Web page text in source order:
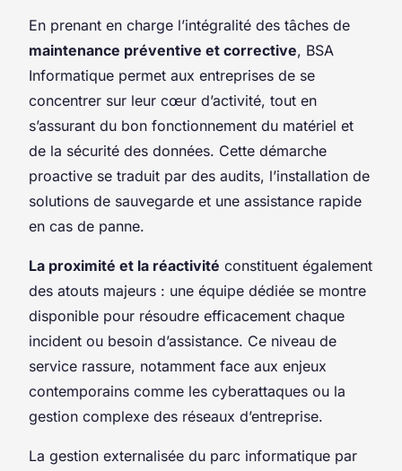
En prenant en charge l’intégralité des tâches de
maintenance préventive et corrective, BSA
Informatique permet aux entreprises de se
concentrer sur leur cœur d’activité, tout en
s’assurant du bon fonctionnement du matériel et
de la sécurité des données. Cette démarche
proactive se traduit par des audits, l’installation de
solutions de sauvegarde et une assistance rapide
en cas de panne.
La proximité et la réactivité constituent également
des atouts majeurs : une équipe dédiée se montre
disponible pour résoudre efficacement chaque
incident ou besoin d’assistance. Ce niveau de
service rassure, notamment face aux enjeux
contemporains comme les cyberattaques ou la
gestion complexe des réseaux d’entreprise.
La gestion externalisée du parc informatique par